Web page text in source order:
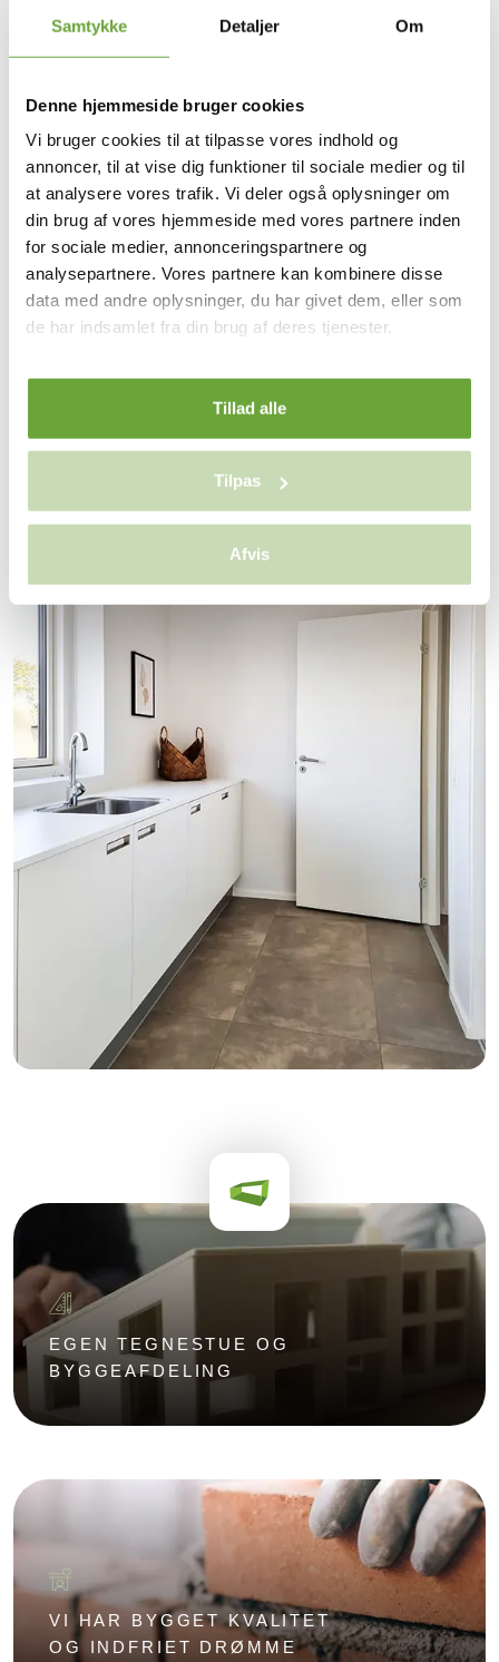
Samtykke Detaljer Om
Denne hjemmeside bruger cookies
Vi bruger cookies til at tilpasse vores indhold og
annoncer, til at vise dig funktioner til sociale medier og til
at analysere vores trafik. Vi deler også oplysninger om
din brug af vores hjemmeside med vores partnere inden
for sociale medier, annonceringspartnere og
analysepartnere. Vores partnere kan kombinere disse
data med andre oplysninger, du har givet dem, eller som
de har indsamlet fra din brug af deres tjenester.
Tillad alle
Tilpas
Afvis
fungere. Det er rart, når alt har sin plads og prioriter derfor rigeligt
med skabsplads og hyldemeter i dit nye bryggers.
teknikskab væk. Og husk skuffer og kurve til opbevaring af
handsker, huer, halstørklæder ol.
Flere og flere vælger ligeledes skabsindbyggede bokse til
vaskesortering som en del af inventarvalget. Det vigtigste er, at
man indretter sit bryggers og hele sit hjem, så det passer til ens
egne behov og ikke alle andres.
Hos Vestergaard Huse har vi mange års erfaring med
nybyggeri.Kontakt osallerede i dag. Vores dygtige rådgivere
kender tendensen i markedet, ved hvad der fungerer i
dagligdagen og, så står de altid klar til at hjælpe og vejlede, så
EGEN TEGNESTUE OG
BYGGEAFDELING
VI HAR BYGGET KVALITET
OG INDFRIET DRØMME